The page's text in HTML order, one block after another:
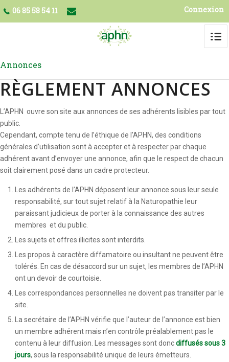
06 85 58 54 11 Connexion
Annonces
RÈGLEMENT ANNONCES
L’APHN ouvre son site aux annonces de ses adhérents lisibles par tout
public.
Cependant, compte tenu de l’éthique de l’APHN, des conditions
générales d’utilisation sont à accepter et à respecter par chaque
adhérent avant d’envoyer une annonce, afin que le respect de chacun
soit clairement posé dans un cadre protecteur.
Les adhérents de l’APHN déposent leur annonce sous leur seule
responsabilité, sur tout sujet relatif à la Naturopathie leur
paraissant judicieux de porter à la connaissance des autres
membres et du public.
Les sujets et offres illicites sont interdits.
Les propos à caractère diffamatoire ou insultant ne peuvent être
tolérés. En cas de désaccord sur un sujet, les membres de l’APHN
ont un devoir de courtoisie.
Les correspondances personnelles ne doivent pas transiter par le
site.
La secrétaire de l’APHN vérifie que l’auteur de l’annonce est bien
un membre adhérent mais n’en contrôle préalablement pas le
contenu à leur diffusion. Les messages sont doncdiffusés sous 3
jours, sous la responsabilité unique de leurs émetteurs.